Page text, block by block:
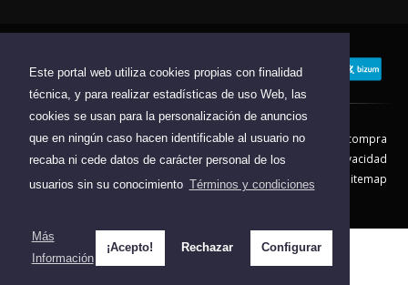
Este portal web utiliza cookies propias con finalidad
técnica, y para realizar estadísticas de uso Web, las
cookies se usan para la personalización de anuncios
que en ningún caso hacen identificable al usuario no
recaba ni cede datos de carácter personal de los
usuarios sin su conocimiento Términos y condiciones
Más
Información
¡Acepto! Rechazar Configurar
Contacto Aviso Legal
Condiciones de compra
Política de envíos
Política de devolución
Política de Privacidad
Política de Cookies
Sitemap